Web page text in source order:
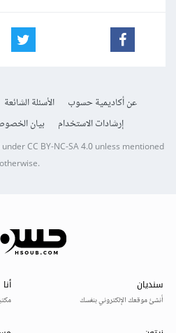
عن أكاديمية حسوب الأسئلة الشائعة
إرشادات الاستخدام
بيان
underCC BY-NC-SA 4.0unless mentioned
otherwise.